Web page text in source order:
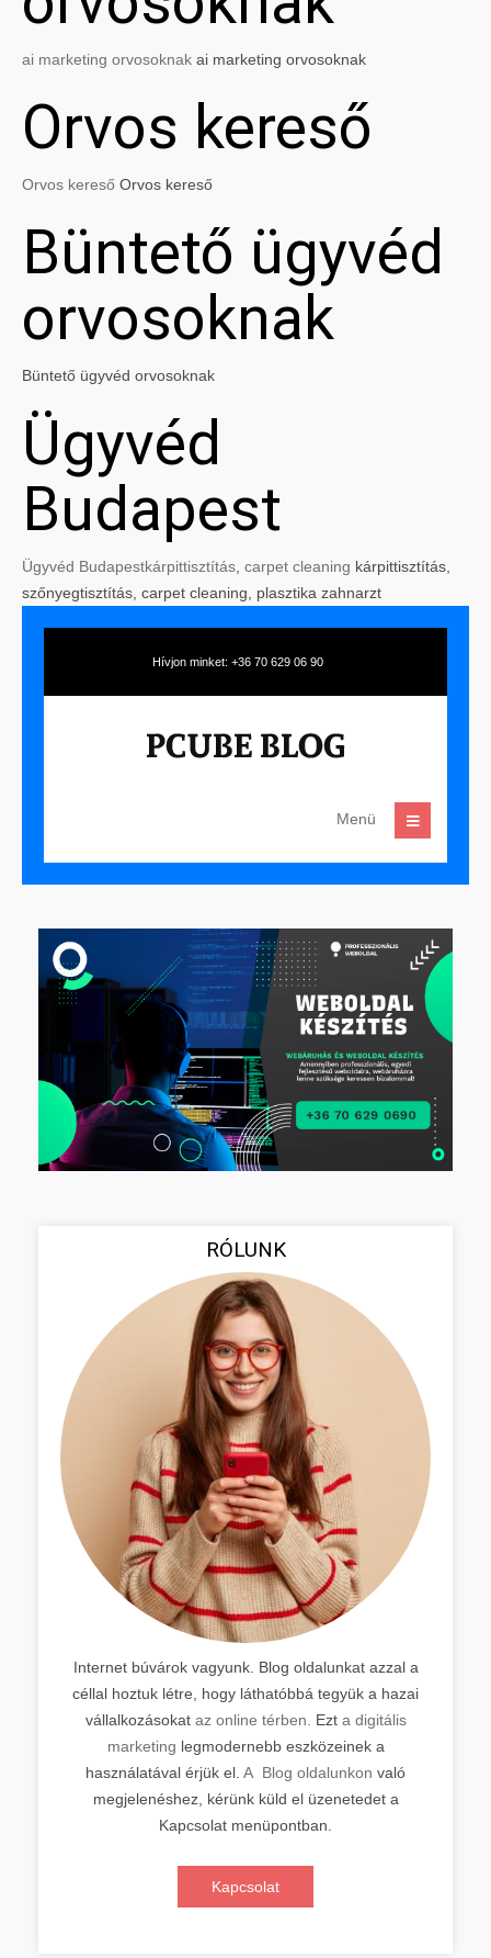
ai marketing orvosoknak ai marketing orvosoknak
Orvos kereső
Orvos kereső Orvos kereső
Büntető ügyvéd
orvosoknak
Büntető ügyvéd orvosoknak
Ügyvéd
Budapest
Ügyvéd Budapestkárpittisztítás carpet cleaning kárpittisztítás,
szőnyegtisztítás, carpet cleaning, plasztika zahnarzt
Hívjon minket: +36 70 629 06 90
Menü
RÓLUNK
Internet búvárok vagyunk. Blog oldalunkat azzal a
céllal hoztuk létre, hogy láthatóbbá tegyük a hazai
vállalkozásokat az online térben. Ezt a digitális
marketing legmodernebb eszközeinek a
használatával érjük el. A Blog oldalunkon való
megjelenéshez, kérünk küld el üzenetedet a
Kapcsolat menüpontban.
Kapcsolat